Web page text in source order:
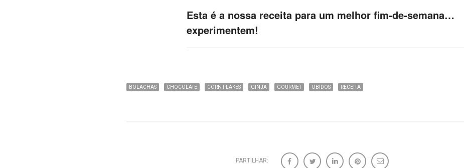
Esta é a nossa receita para um melhor fim-de-semana…
experimentem!
BOLACHAS CHOCOLATE CORN FLAKES GINJA GOURMET OBIDOS RECEITA
PARTILHAR: